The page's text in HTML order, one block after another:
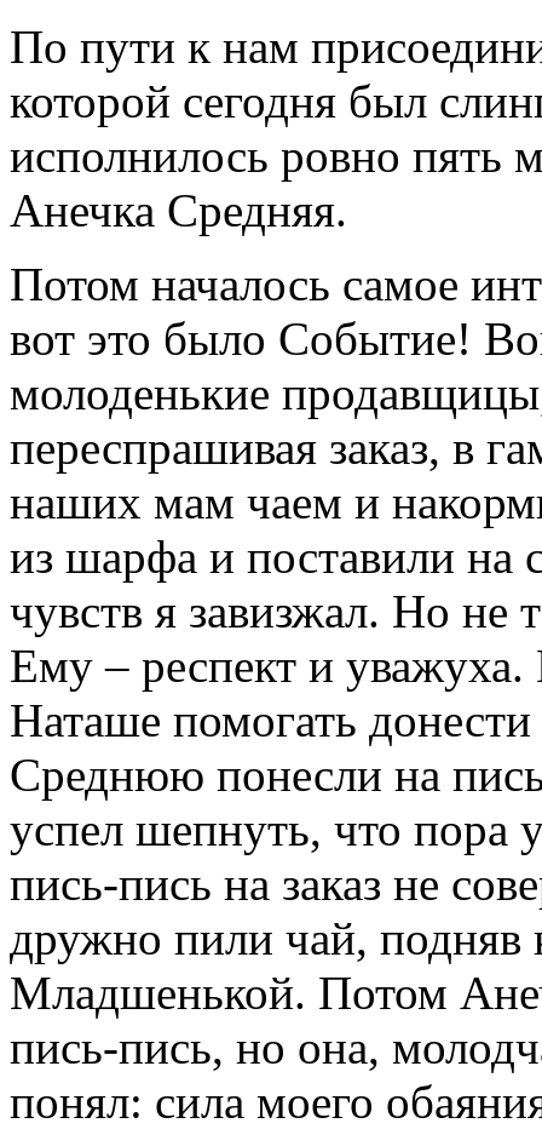
По пути к нам
которой сегодня был
исполнилось ровно пять
Анечка Средняя.
Потом началось самое
вот это было Событие!
молоденькие
переспрашивая заказ, в
наших мам чаем и
из шарфа и поставили на
чувств я завизжал. Но не
Ему – респект и
Наташе помогать донести
Среднюю понесли на
успел шепнуть, что пора
пись-пись на заказ не
дружно пили чай, подняв
Младшенькой. Потом
пись-пись, но она,
понял: сила моего